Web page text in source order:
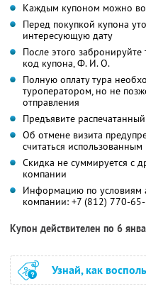
Каждым купоном можно
Перед покупкой купона
интересующую дату
После этого
код купона,Ф. И. О.
Полную оплату тура
туроператором, но не
отправления
Предъявите
Об отмене визита
считаться использованным
Скидка не суммируется с
компании
Информацию по условиям
компании: +7 (812) 770-
Купон действителен по 6
Узнай, как